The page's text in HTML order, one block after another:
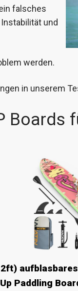
falsches
und
werden.
in unserem
Boards
Paddling